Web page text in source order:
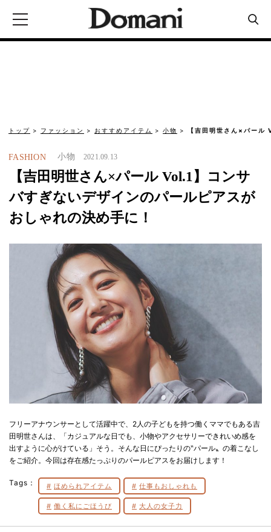
トップ ファッション おすすめアイテム 小物 【吉田明世さん×パー
FASHION 小物 2021.09.13
【吉田明世さん×パール Vol.1】コンサ
バすぎないデザインのパールピアスが
おしゃれの決め手に！
フリーアナウンサーとして活躍中で、2人の子どもを持つ働くママでもある吉
田明世さんは、「カジュアルな日でも、小物やアクセサリーできれいめ感を
出すように心がけている」そう。そんな日にぴったりの‶パール〟の着こなし
をご紹介。今回は存在感たっぷりのパールピアスをお届けします！
Tags： ほめられアイテム 仕事もおしゃれも
働く私にごほうび 大人の女子力